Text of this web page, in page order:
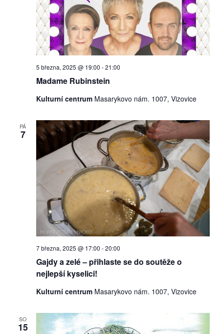
Madame Rubinstein
5 března, 2025 @ 19:00 -21:00
Kulturní centrum Masarykovo nám. 1007, Vizovice
PÁ
7
Gajdy a zelé – přihlaste se do soutěže o
nejlepší kyselici!
7 března, 2025 @ 17:00 -20:00
Kulturní centrum Masarykovo nám. 1007, Vizovice
SO
15